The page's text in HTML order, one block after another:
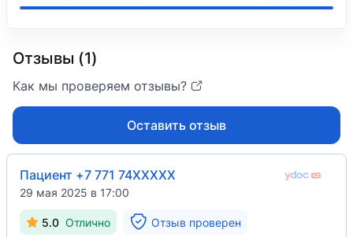
Отзывы (1)
Как мы проверяем отзывы?
Оставить отзыв
Пациент +7 771 74XXXXX
29 мая 2025 в 17:00
5.0 Отлично Отзыв проверен